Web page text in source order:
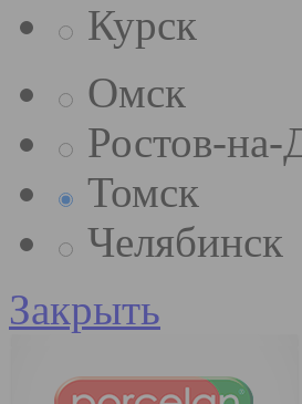
Курск
Омск
Ростов-
Томск
Челябинск
Закрыть